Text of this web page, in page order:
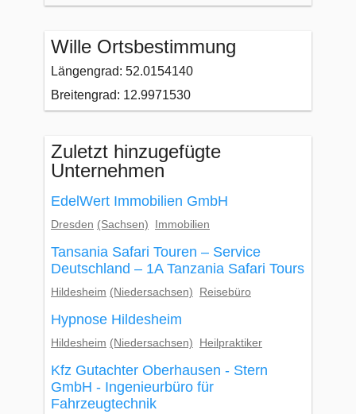
Wille Ortsbestimmung
Längengrad: 52.0154140
Breitengrad: 12.9971530
Zuletzt hinzugefügte
Unternehmen
EdelWert Immobilien GmbH
Dresden (Sachsen) Immobilien
Tansania Safari Touren – Service
Deutschland – 1A Tanzania Safari Tours
Hildesheim (Niedersachsen) Reisebüro
Hypnose Hildesheim
Hildesheim (Niedersachsen) Heilpraktiker
Kfz Gutachter Oberhausen - Stern
GmbH - Ingenieurbüro für
Fahrzeugtechnik